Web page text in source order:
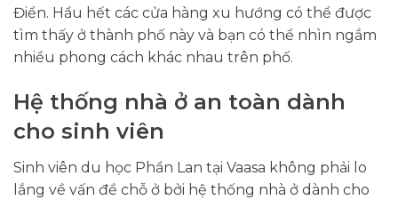
Điển. Hầu hết các cửa hàng xu hướng có thể được
tìm thấy ở thành phố này và bạn có thể nhìn ngắm
nhiều phong cách khác nhau trên phố.
Hệ thống nhà ở an toàn dành
cho sinh viên
Sinh viên du học Phần Lan tại Vaasa không phải lo
lắng về vấn đề chỗ ở bởi hệ thống nhà ở dành cho